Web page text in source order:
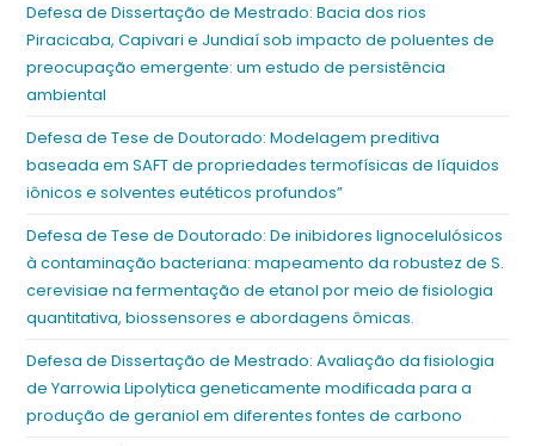
Defesa de Dissertação de Mestrado: Bacia dos rios
Piracicaba, Capivari e Jundiaí sob impacto de poluentes de
preocupação emergente: um estudo de persistência
ambiental
Defesa de Tese de Doutorado: Modelagem preditiva
baseada em SAFT de propriedades termofísicas de líquidos
iônicos e solventes eutéticos profundos”
Defesa de Tese de Doutorado: De inibidores lignocelulósicos
à contaminação bacteriana: mapeamento da robustez de S.
cerevisiae na fermentação de etanol por meio de fisiologia
quantitativa, biossensores e abordagens ômicas.
Defesa de Dissertação de Mestrado: Avaliação da fisiologia
de Yarrowia Lipolytica geneticamente modificada para a
produção de geraniol em diferentes fontes de carbono